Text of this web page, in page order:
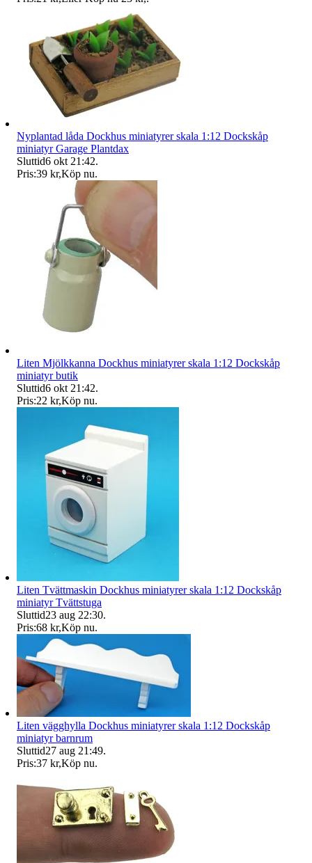
Nyplantad låda Dockhus miniatyrer skala 1:12 Dockskåp
miniatyr Garage Plantdax
Sluttid6 okt 21:42.
Pris:39 kr,Köp nu.
Liten Mjölkkanna Dockhus miniatyrer skala 1:12 Dockskåp
miniatyr butik
Sluttid6 okt 21:42.
Pris:22 kr,Köp nu.
Liten Tvättmaskin Dockhus miniatyrer skala 1:12 Dockskåp
miniatyr Tvättstuga
Sluttid23 aug 22:30.
Pris:68 kr,Köp nu.
Liten vägghylla Dockhus miniatyrer skala 1:12 Dockskåp
miniatyr barnrum
Sluttid27 aug 21:49.
Pris:37 kr,Köp nu.